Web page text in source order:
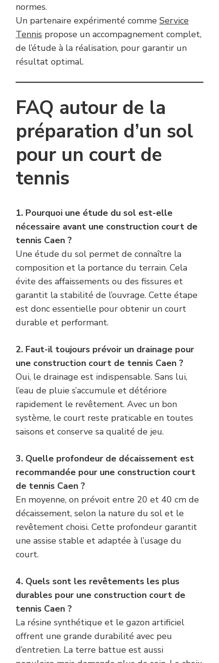
normes.
Un partenaire expérimenté comme Service
Tennis propose un accompagnement complet,
de l’étude à la réalisation, pour garantir un
résultat optimal.
FAQ autour de la
préparation d’un sol
pour un court de
tennis
1. Pourquoi une étude du sol est-elle
nécessaire avant une construction court de
tennis Caen ?
Une étude du sol permet de connaître la
composition et la portance du terrain. Cela
évite des affaissements ou des fissures et
garantit la stabilité de l’ouvrage. Cette étape
est donc essentielle pour obtenir un court
durable et performant.
2. Faut-il toujours prévoir un drainage pour
une construction court de tennis Caen ?
Oui, le drainage est indispensable. Sans lui,
l’eau de pluie s’accumule et détériore
rapidement le revêtement. Avec un bon
système, le court reste praticable en toutes
saisons et conserve sa qualité de jeu.
3. Quelle profondeur de décaissement est
recommandée pour une construction court
de tennis Caen ?
En moyenne, on prévoit entre 20 et 40 cm de
décaissement, selon la nature du sol et le
revêtement choisi. Cette profondeur garantit
une assise stable et adaptée à l’usage du
court.
4. Quels sont les revêtements les plus
durables pour une construction court de
tennis Caen ?
La résine synthétique et le gazon artificiel
offrent une grande durabilité avec peu
d’entretien. La terre battue est aussi